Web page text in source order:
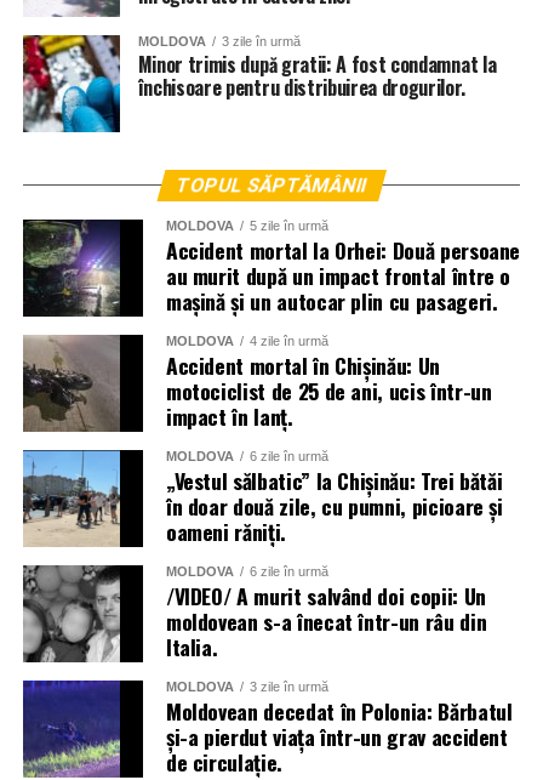
MOLDOVA 3 zile în urmă
Minor trimis după gratii: A fost condamnat la
închisoare pentru distribuirea drogurilor.
TOPUL SĂPTĂMÂNII
MOLDOVA 5 zile în urmă
Accident mortal la Orhei: Două persoane
au murit după un impact frontal între o
mașină și un autocar plin cu pasageri.
MOLDOVA 4 zile în urmă
Accident mortal în Chișinău: Un
motociclist de 25 de ani, ucis într-un
impact în lanț.
MOLDOVA 6 zile în urmă
„Vestul sălbatic” la Chișinău: Trei bătăi
în doar două zile, cu pumni, picioare și
oameni răniți.
MOLDOVA 6 zile în urmă
/VIDEO/ A murit salvând doi copii: Un
moldovean s-a înecat într-un râu din
Italia.
MOLDOVA 3 zile în urmă
Moldovean decedat în Polonia: Bărbatul
și-a pierdut viața într-un grav accident
de circulație.